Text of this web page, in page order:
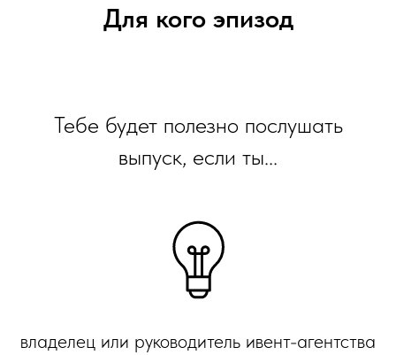
Для кого эпизод
Тебе будет полезно послушать
выпуск, если ты...
владелец или руководитель ивент-агентства